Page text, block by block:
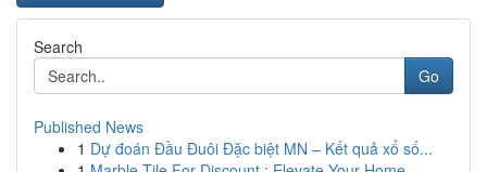
Search
Go
Published News
1 Dự đoán Đầu Đuôi Đặc biệt MN – Kết quả xổ số...